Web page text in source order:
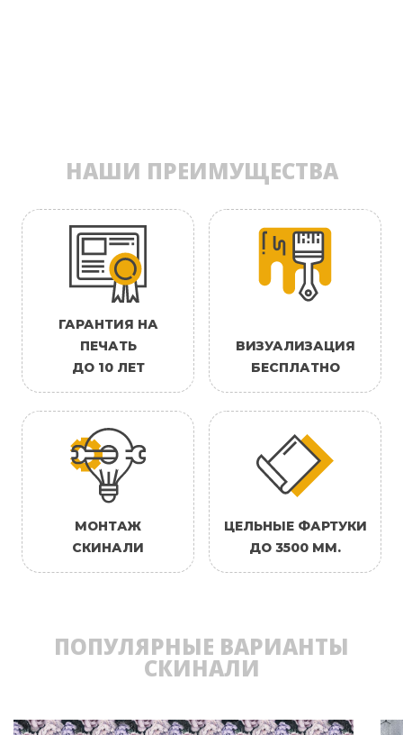
НАШИ ПРЕИМУЩЕСТВА
ГАРАНТИЯ НА
ПЕЧАТЬ
ДО 10 ЛЕТ
ВИЗУАЛИЗАЦИЯ
БЕСПЛАТНО
МОНТАЖ
СКИНАЛИ
ЦЕЛЬНЫЕ ФАРТУКИ
ДО 3500 ММ.
ПОПУЛЯРНЫЕ ВАРИАНТЫ
СКИНАЛИ